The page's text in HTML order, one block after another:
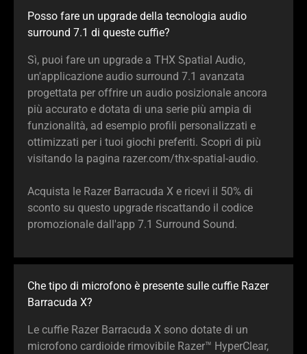
Posso fare un upgrade della tecnologia audio
surround 7.1 di queste cuffie?
Sì, puoi fare un upgrade a THX Spatial Audio,
un'applicazione audio surround 7.1 avanzata
progettata per offrire un audio posizionale ancora
più accurato e dotata di una serie più ampia di
funzionalità, ad esempio profili personalizzati e
ottimizzati per i tuoi giochi preferiti. Scopri di più
visitando la pagina razer.com/thx-spatial-audio.
Acquista le Razer Barracuda X e ricevi il 50% di
sconto su questo upgrade riscattando il codice
promozionale dall'app 7.1 Surround Sound.
Che tipo di microfono è presente sulle cuffie Razer
Barracuda X?
Le cuffie Razer Barracuda X sono dotate di un
microfono cardioide rimovibile Razer™ HyperClear,